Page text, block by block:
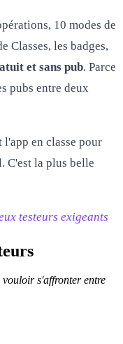
10 modes de
Classes, les badges,
et sans pub. Parce
pubs entre deux
en classe pour
C'est la plus belle
testeurs exigeants
vouloir s'affronter entre